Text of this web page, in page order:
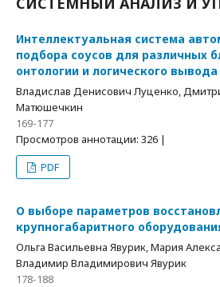
Интеллектуальная система
подбора соусов для различных
онтологии и логического вывода
Владислав Денисович Луценко,
Матюшечкин
169-177
Просмотров аннотации: 326 |
PDF
О выборе параметров
крупногабаритного
Ольга Васильевна Явурик, Мария
Владимир Владимирович Явурик
178-188